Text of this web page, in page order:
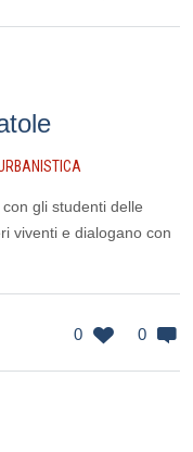
gli studenti delle
viventi e dialogano con
0 0